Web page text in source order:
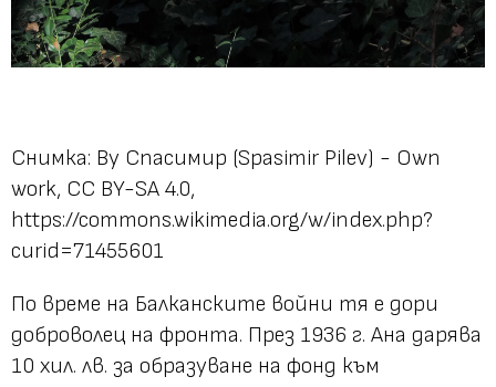
Снимка: By Спасимир (Spasimir Pilev) - Own
work, CC BY-SA 4.0,
https://commons.wikimedia.org/w/index.php?
curid=71455601
По време на Балканските войни тя е дори
доброволец на фронта. През 1936 г. Ана дарява
10 хил. лв. за образуване на фонд към